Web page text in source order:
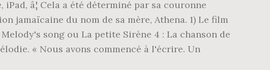
â¦ Cela a été déterminé par sa couronne
jamaïcaine du nom de sa mère, Athena. 1) Le film
song ou La petite Sirène 4 : La chanson de
« Nous avons commencé à l'écrire. Un